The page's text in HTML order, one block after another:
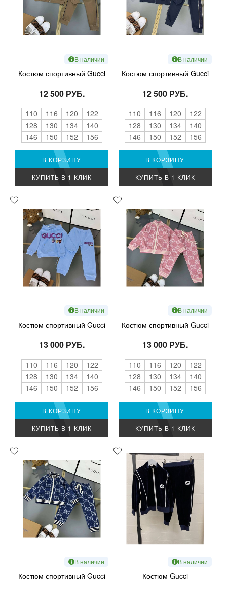
В наличии
Костюм спортивный Gucci
12 500 РУБ.
110 116 120
122
128
130 134
140
146
150 152 156
В КОРЗИНУ
КУПИТЬ В 1 КЛИК
В наличии
Костюм спортивный Gucci
12 500 РУБ.
110 116 120
122
128
130 134
140
146
150 152 156
В КОРЗИНУ
КУПИТЬ В 1 КЛИК
В наличии
Костюм спортивный Gucci
13 000 РУБ.
110 116 120
122
128
130 134
140
146
150 152 156
В КОРЗИНУ
КУПИТЬ В 1 КЛИК
В наличии
Костюм спортивный Gucci
13 000 РУБ.
110 116 120
122
128
130 134
140
146
150 152 156
В КОРЗИНУ
КУПИТЬ В 1 КЛИК
В наличии
Костюм спортивный Gucci
В наличии
Костюм Gucci